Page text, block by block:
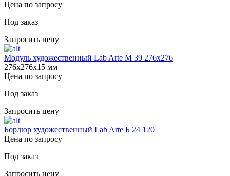
Цена по запросу
Под заказ
Запросить цену
Модуль художественный Lab Arte М 39 276х276
276х276х15 мм
Цена по запросу
Под заказ
Запросить цену
Бордюр художественный Lab Arte Б 24 120
Цена по запросу
Под заказ
Запросить цену